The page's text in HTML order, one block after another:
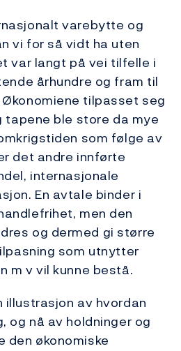
varebytte og
vi for så vidt ha uten
var langt på vei tilfelle i
århundre og fram til
tilpasset seg
tapene ble store da mye
som følge av
det andre innførte
internasjonale
En avtale binder i
men den
og dermed gi større
som utnytter
m v vil kunne bestå.
illustrasjon av hvordan
og nå av holdninger og
den økonomiske